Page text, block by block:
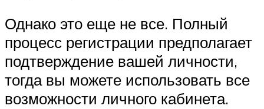
Однако это еще не все. Полный
процесс регистрации предполагает
подтверждение вашей личности,
тогда вы можете использовать все
возможности личного кабинета.